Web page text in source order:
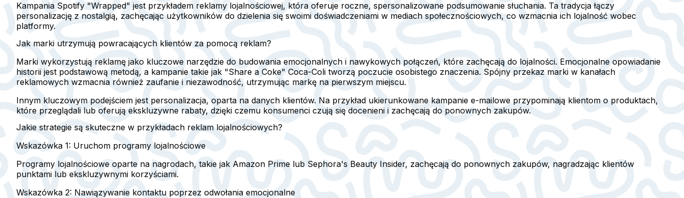
Kampania Spotify "Wrapped" jest przykładem reklamy lojalnościowej, która oferuje roczne, spersonalizowane podsumowanie słuchania. Ta tradycja łączy
personalizację z nostalgią, zachęcając użytkowników do dzielenia się swoimi doświadczeniami w mediach społecznościowych, co wzmacnia ich lojalność wobec
platformy.
Jak marki utrzymują powracających klientów za pomocą reklam?
Marki wykorzystują reklamę jako kluczowe narzędzie do budowania emocjonalnych i nawykowych połączeń, które zachęcają do lojalności. Emocjonalne opowiadanie
historii jest podstawową metodą, a kampanie takie jak "Share a Coke" Coca-Coli tworzą poczucie osobistego znaczenia. Spójny przekaz marki w kanałach
reklamowych wzmacnia również zaufanie i niezawodność, utrzymując markę na pierwszym miejscu.
Innym kluczowym podejściem jest personalizacja, oparta na danych klientów. Na przykład ukierunkowane kampanie e-mailowe przypominają klientom o produktach,
które przeglądali lub oferują ekskluzywne rabaty, dzięki czemu konsumenci czują się docenieni i zachęcają do ponownych zakupów.
Jakie strategie są skuteczne w przykładach reklam lojalnościowych?
Wskazówka 1: Uruchom programy lojalnościowe
Programy lojalnościowe oparte na nagrodach, takie jak Amazon Prime lub Sephora's Beauty Insider, zachęcają do ponownych zakupów, nagradzając klientów
punktami lub ekskluzywnymi korzyściami.
Wskazówka 2: Nawiązywanie kontaktu poprzez odwołania emocjonalne